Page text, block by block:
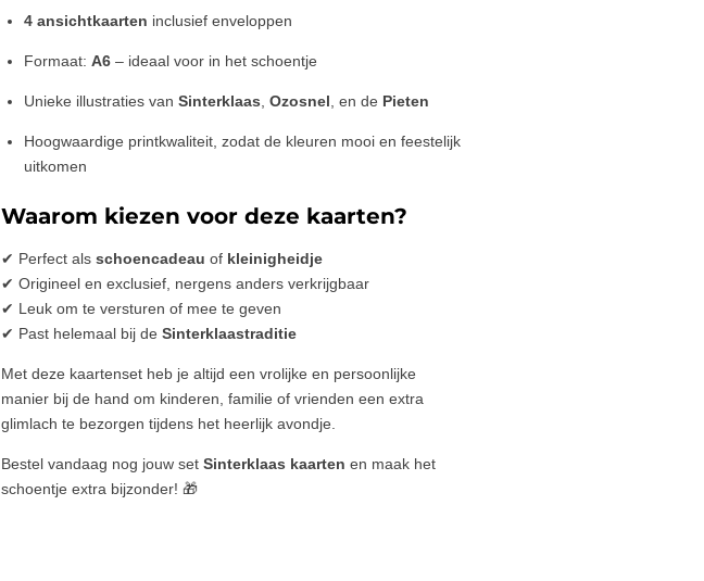
4 ansichtkaarten inclusief enveloppen
Formaat: A6 – ideaal voor in het schoentje
Unieke illustraties van Sinterklaas Ozosnel , en de Pieten
Hoogwaardige printkwaliteit, zodat de kleuren mooi en feestelijk
uitkomen
Waarom kiezen voor deze kaarten?
✔ Perfect als schoencadeau of kleinigheidje
✔ Origineel en exclusief, nergens anders verkrijgbaar
✔ Leuk om te versturen of mee te geven
✔ Past helemaal bij de Sinterklaastraditie
Met deze kaartenset heb je altijd een vrolijke en persoonlijke
manier bij de hand om kinderen, familie of vrienden een extra
glimlach te bezorgen tijdens het heerlijk avondje.
Bestel vandaag nog jouw set Sinterklaas kaarten en maak het
schoentje extra bijzonder! 🎁